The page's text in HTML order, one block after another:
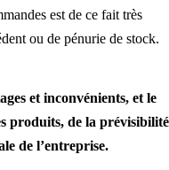
est de ce fait très
ou de pénurie de stock.
et inconvénients, et le
produits, de la prévisibilité
de l’entreprise.